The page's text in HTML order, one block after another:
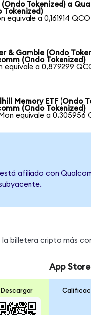
(Ondo Tokenized) a
Tokenized)
equivale a 0,161914
& Gamble (Ondo
(Ondo Tokenized)
equivale a 0,879299
Memory ETF (Ondo
(Ondo Tokenized)
equivale a 0,305956
afiliado con
la billetera cripto más
Descargar
App Store